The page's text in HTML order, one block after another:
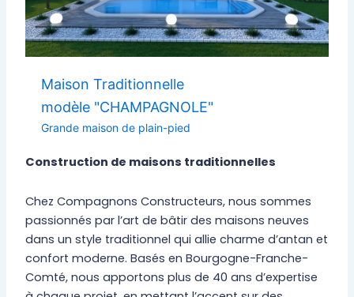
Maison Traditionnelle
modèle "CHAMPAGNOLE"
Grande maison de plain-pied
Construction de maisons traditionnelles
Chez Compagnons Constructeurs, nous sommes
passionnés par l’art de bâtir des maisons neuves
dans un style traditionnel qui allie charme d’antan et
confort moderne. Basés en Bourgogne-Franche-
Comté, nous apportons plus de 40 ans d’expertise